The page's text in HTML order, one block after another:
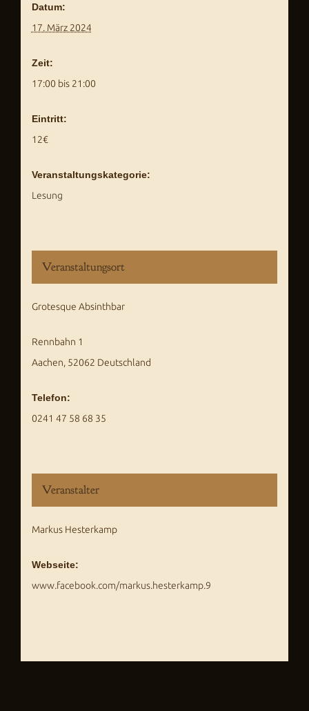
Datum:
17. März 2024
Zeit:
17:00 bis 21:00
Eintritt:
12€
Veranstaltungskategorie:
Lesung
Veranstaltungsort
Grotesque Absinthbar
Rennbahn 1
Aachen, 52062 Deutschland
Telefon:
0241 47 58 68 35
Veranstalter
Markus Hesterkamp
Webseite:
www.facebook.com/markus.hesterkamp.9